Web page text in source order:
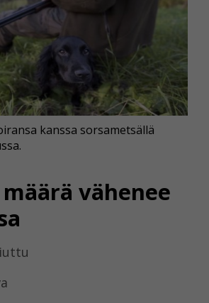
vähenee
kanssa sorsametsällä